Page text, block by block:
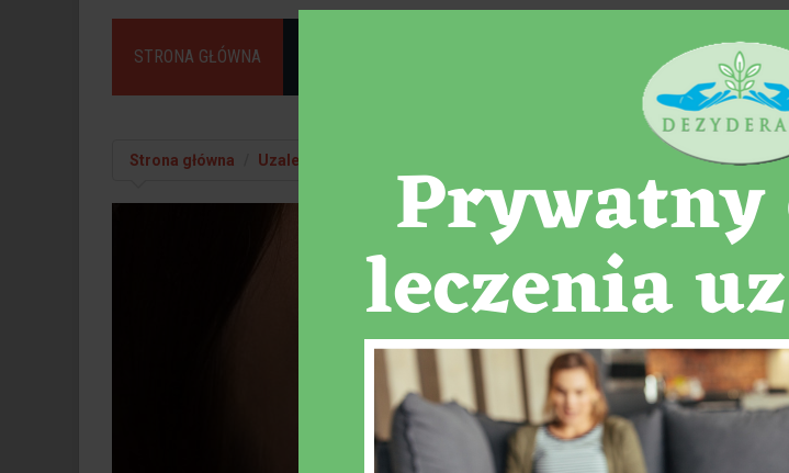
STRONA GŁÓWNA TOP ARTYKUŁY
Strona główna Uzależnienia